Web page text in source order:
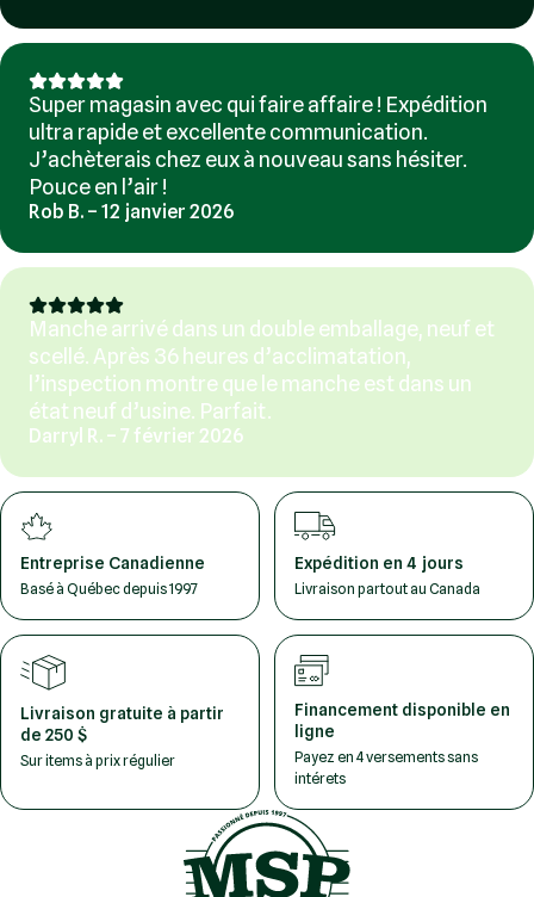
Super magasin avec qui faire affaire ! Expédition
ultra rapide et excellente communication.
J’achèterais chez eux à nouveau sans hésiter.
Pouce en l’air !
Rob B. – 12 janvier 2026
Manche arrivé dans un double emballage, neuf et
scellé. Après 36 heures d’acclimatation,
l’inspection montre que le manche est dans un
état neuf d’usine. Parfait.
Darryl R. – 7 février 2026
Entreprise Canadienne
Basé à Québec depuis 1997
Expédition en 4 jours
Livraison partout au Canada
Livraison gratuite à partir
de 250 $
Sur items à prix régulier
Financement disponible en
ligne
Payez en 4 versements sans
intérets